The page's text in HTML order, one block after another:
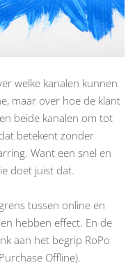
welke kanalen kunnen
maar over hoe de klant
beide kanalen om tot
betekent zonder
Want een snel en
doet juist dat.
tussen online en
hebben effect. En de
aan het begrip RoPo
Offline).